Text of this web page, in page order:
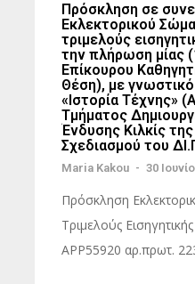
Πρόσκληση σε
Εκλεκτορικού
τριμελούς
την πλήρωση μίας
Επίκουρου
Θέση), με γνωστικό
«Ιστορία Τέχνης»
Τμήματος
Ένδυσης Κιλκίς
Σχεδιασμού του
Maria Kakou - 30
Πρόσκληση
Τριμελούς
ΑΡΡ55920 αρ.πρωτ.